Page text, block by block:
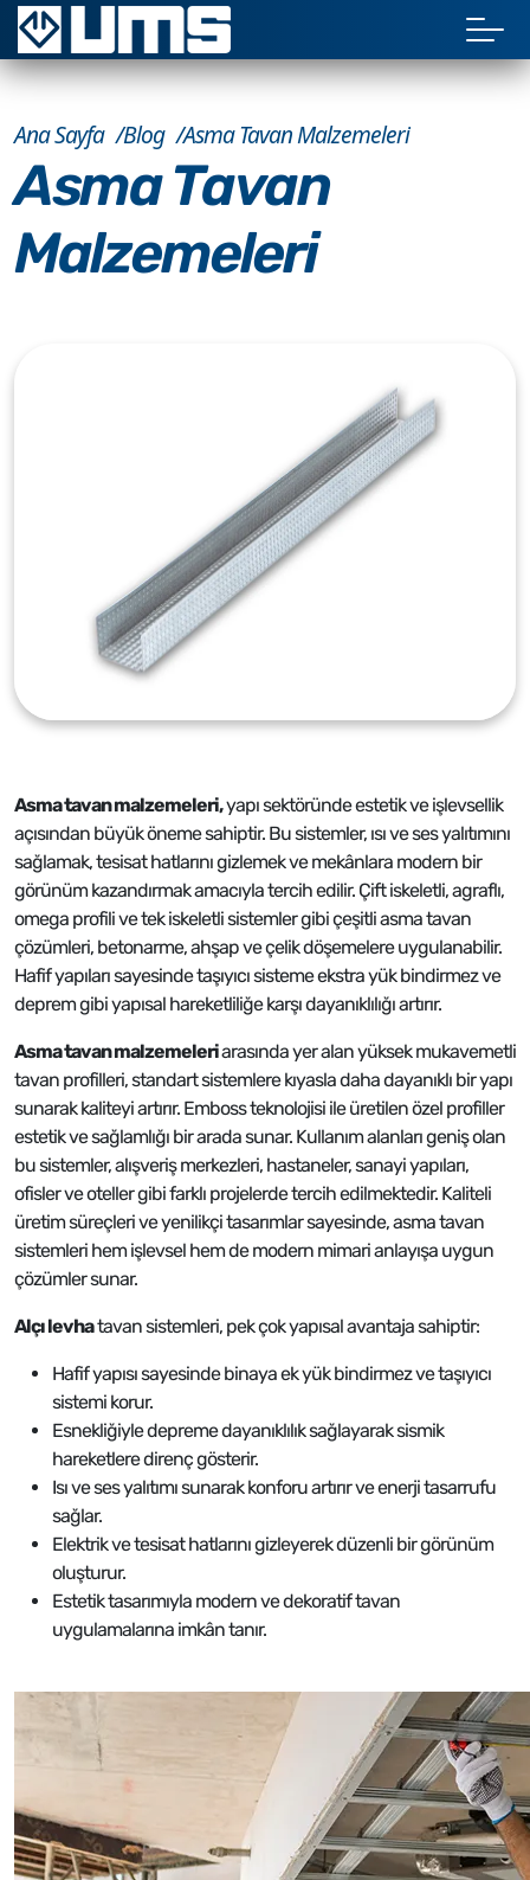
Ana Sayfa Blog Asma Tavan Malzemeleri
Asma Tavan
Malzemeleri
Asma tavan malzemeleri,yapı sektöründe estetik ve işlevsellik
açısından büyük öneme sahiptir. Bu sistemler, ısı ve ses yalıtımını
sağlamak, tesisat hatlarını gizlemek ve mekânlara modern bir
görünüm kazandırmak amacıyla tercih edilir. Çift iskeletli, agraflı,
omega profili ve tek iskeletli sistemler gibi çeşitli asma tavan
çözümleri, betonarme, ahşap ve çelik döşemelere uygulanabilir.
Hafif yapıları sayesinde taşıyıcı sisteme ekstra yük bindirmez ve
deprem gibi yapısal hareketliliğe karşı dayanıklılığı artırır.
Asma tavan malzemeleriarasında yer alan yüksek mukavemetli
tavan profilleri, standart sistemlere kıyasla daha dayanıklı bir yapı
sunarak kaliteyi artırır. Emboss teknolojisi ile üretilen özel profiller
estetik ve sağlamlığı bir arada sunar. Kullanım alanları geniş olan
bu sistemler, alışveriş merkezleri, hastaneler, sanayi yapıları,
ofisler ve oteller gibi farklı projelerde tercih edilmektedir. Kaliteli
üretim süreçleri ve yenilikçi tasarımlar sayesinde, asma tavan
sistemleri hem işlevsel hem de modern mimari anlayışa uygun
çözümler sunar.
Alçı levhatavan sistemleri, pek çok yapısal avantaja sahiptir:
Hafif yapısı sayesinde binaya ek yük bindirmez ve taşıyıcı
sistemi korur.
Esnekliğiyle depreme dayanıklılık sağlayarak sismik
hareketlere direnç gösterir.
Isı ve ses yalıtımı sunarak konforu artırır ve enerji tasarrufu
sağlar.
Elektrik ve tesisat hatlarını gizleyerek düzenli bir görünüm
oluşturur.
Estetik tasarımıyla modern ve dekoratif tavan
uygulamalarına imkân tanır.